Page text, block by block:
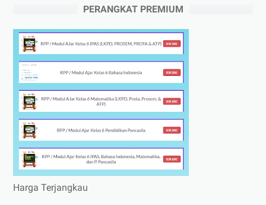
PERANGKAT PREMIUM
Harga Terjangkau